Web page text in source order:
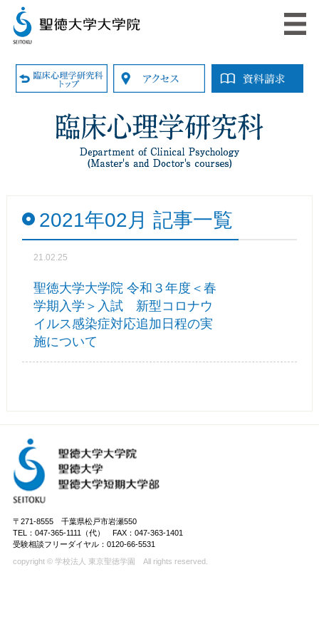
2021年02月 記事一覧
21.02.25
聖徳大学大学院 令和３年度＜春
学期入学＞入試 新型コロナウ
イルス感染症対応追加日程の実
施について
〒271-8555 千葉県松戸市岩瀬550
TEL：047-365-1111（代） FAX：047-363-1401
受験相談フリーダイヤル：0120-66-5531
copyright © 学校法人 東京聖徳学園 All rights reserved.